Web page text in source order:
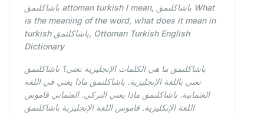
باشاكلنمق attoman turkish I mean, باشاكلنمق What
is the meaning of the word, what does it mean in
turkish باشاكلنمق, Ottoman Turkish English
Dictionary
باشاكلنمق ما هي الكلمات الإنجليزية تعني؟ باشاكلنمق
تعني باللغة الإنجليزية. باشاكلنمق ماذا يعني في اللغة
العثمانية. باشاكلنمق ماذا يعني التركي. العثماني قاموس
اللغة الإنكليزية. قاموس اللغة الإنجليزية باشاكلنمق